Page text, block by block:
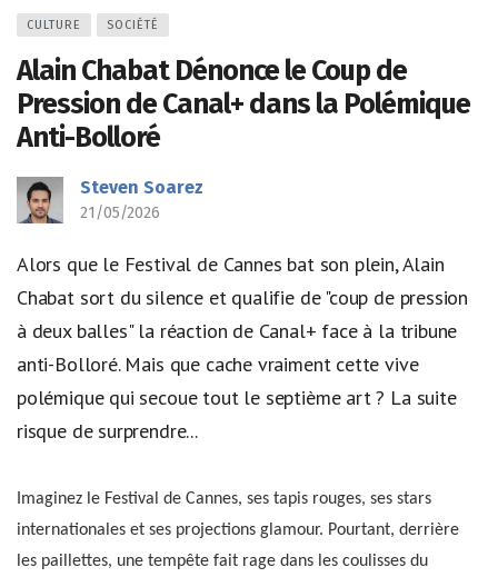
CULTURE SOCIÉTÉ
Alain Chabat Dénonce le Coup de
Pression de Canal+ dans la Polémique
Anti-Bolloré
Steven Soarez
21/05/2026
Alors que le Festival de Cannes bat son plein, Alain
Chabat sort du silence et qualifie de "coup de pression
à deux balles" la réaction de Canal+ face à la tribune
anti-Bolloré. Mais que cache vraiment cette vive
polémique qui secoue tout le septième art ? La suite
risque de surprendre...
Imaginez le Festival de Cannes, ses tapis rouges, ses stars
internationales et ses projections glamour. Pourtant, derrière
les paillettes, une tempête fait rage dans les coulisses du